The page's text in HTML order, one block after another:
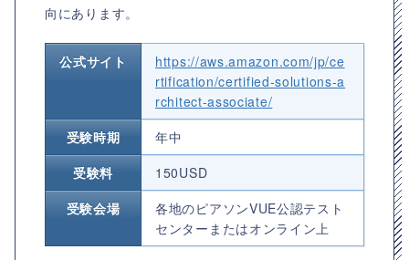
向にあります。
公式サイト
https://aws.amazon.com/jp/ce
rtification/certified-solutions-a
rchitect-associate/
受験時期
年中
受験料
150USD
受験会場
各地のピアソンVUE公認テスト
センターまたはオンライン上